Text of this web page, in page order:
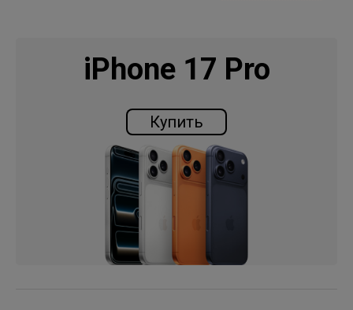
Ваш выбор. Ваш MacBook Air 13
размер, выбирайте свой цвет и вперед. Независимо от
выбранной модели, он создан с прочным корпусом из
100% переработанного алюминия. Безвентиляторный
дизайн обеспечивает тишину даже при интенсивных
Два идеальных размера. Независимо от того, выбираете
ли вы 13- или 15-дюймовый ноутбук, обе модели очень
легкие и имеют толщину менее половины дюйма, поэтому
iPhone 17 Pro
Купить